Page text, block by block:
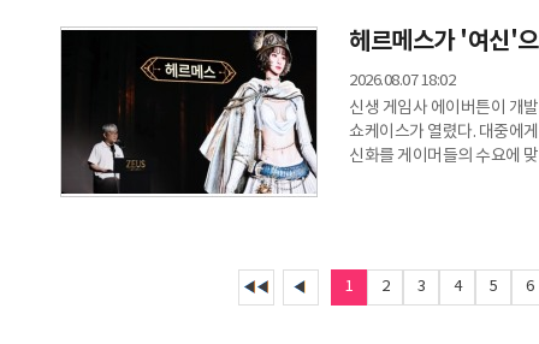
헤르메스가 '여신'
2026.08.07 18:02
신생 게임사 에이버튼이 개
쇼케이스가 열렸다. 대중에
신화를 게이머들의 수요에
'판도라
1 2 3 4 5 6